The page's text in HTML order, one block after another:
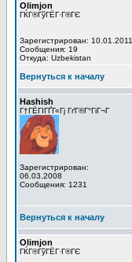
Olimjon
ГЌГ®ГўГЁГ·Г®ГЄ
Зарегистрирован: 10.01.2011
Сообщения: 19
Откуда: Uzbekistan
Вернуться к началу
Hashish
Г†ГЁГІГҐГ«Гј ГґГ®Г°ГіГ¬Г
Зарегистрирован:
06.03.2008
Сообщения: 1231
Вернуться к началу
Olimjon
ГЌГ®ГўГЁГ·Г®ГЄ